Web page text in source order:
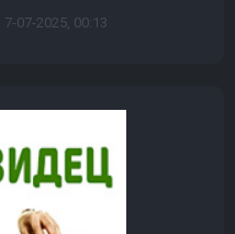
7-07-2025, 00:13